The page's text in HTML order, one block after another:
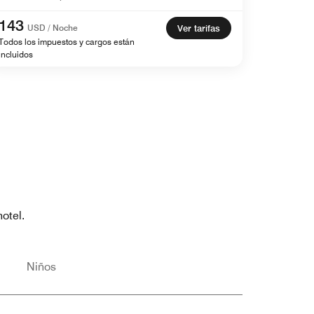
USD / Noche
los impuestos y cargos están
Ver tarifas
Niños